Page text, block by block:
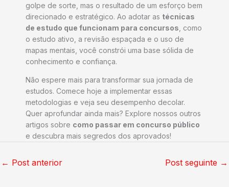
golpe de sorte, mas o resultado de um esforço bem
direcionado e estratégico. Ao adotar as técnicas
de estudo que funcionam para concursos , como
o estudo ativo, a revisão espaçada e o uso de
mapas mentais, você constrói uma base sólida de
conhecimento e confiança.
Não espere mais para transformar sua jornada de
estudos. Comece hoje a implementar essas
metodologias e veja seu desempenho decolar.
Quer aprofundar ainda mais? Explore nossos outros
artigos sobre como passar em concurso público
e descubra mais segredos dos aprovados!
← Post anterior Post seguinte →